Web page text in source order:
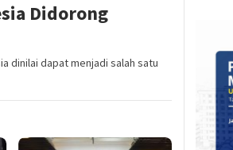
Didorong
dinilai dapat menjadi salah satu